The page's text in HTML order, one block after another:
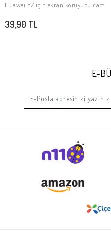
SEPETE EKLE
Huawei Y7 için ekran koruyucu cam
39,90 TL
E-